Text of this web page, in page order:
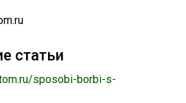
статьи
sposobi-borbi-s-